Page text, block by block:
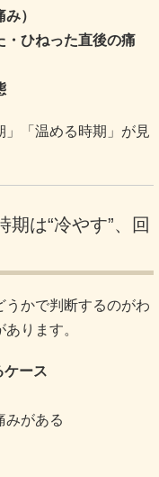
）
・ひねった直後の痛
」「温める時期」が見
は“冷やす”、回
うかで判断するのがわ
ります。
ケース
みがある